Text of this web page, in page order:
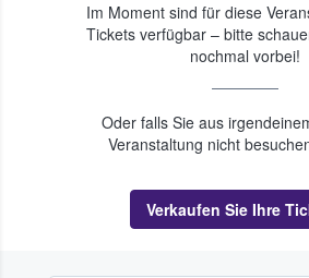
Im Moment sind für diese
Tickets verfügbar – bitte
nochmal vorbei!
Oder falls Sie aus
Veranstaltung nicht
Verkaufen Sie Ihre